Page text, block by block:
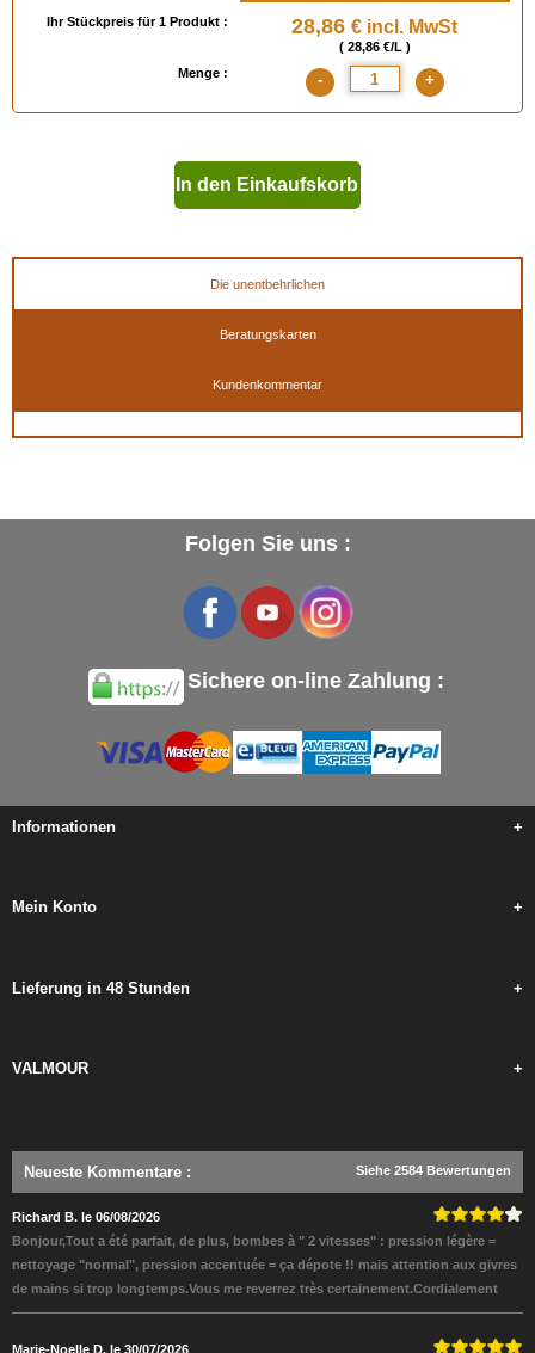
Ihr Stückpreis für 1 Produkt : 28,86 € incl. MwSt
( 28,86 €/L )
Menge :
- +
In den Einkaufskorb
Die unentbehrlichen
Beratungskarten
Kundenkommentar
Folgen Sie uns :
Sichere on-line Zahlung :
Informationen +
Mein Konto +
Lieferung in 48 Stunden +
VALMOUR +
Neueste Kommentare : Siehe 2584 Bewertungen
Richard B. le 06/08/2026
Bonjour,Tout a été parfait, de plus, bombes à " 2 vitesses" : pression légère =
nettoyage "normal", pression accentuée = ça dépote !! mais attention aux givres
de mains si trop longtemps.Vous me reverrez très certainement.Cordialement
Marie-Noelle D. le 30/07/2026